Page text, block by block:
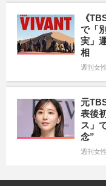
《
で「
実」
相
週刊女
元
表後
ス」
念”
週刊女